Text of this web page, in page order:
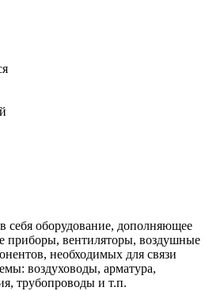
себя оборудование, дополняющее
приборы, вентиляторы, воздушные
необходимых для связи
воздуховоды, арматура,
трубопроводы и т.п.